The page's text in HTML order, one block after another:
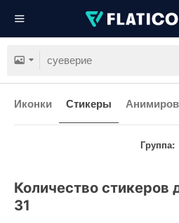
Иконки Стикеры
Группа:
Количество стикеров
31